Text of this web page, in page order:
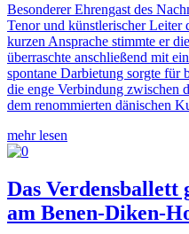
Besonderer Ehrengast des
Tenor und künstlerischer
kurzen Ansprache stimmte er
überraschte anschließend mit
spontane Darbietung sorgte für
die enge Verbindung
dem renommierten dänischen
mehr lesen
Das Verdensballett
am Benen-Diken-